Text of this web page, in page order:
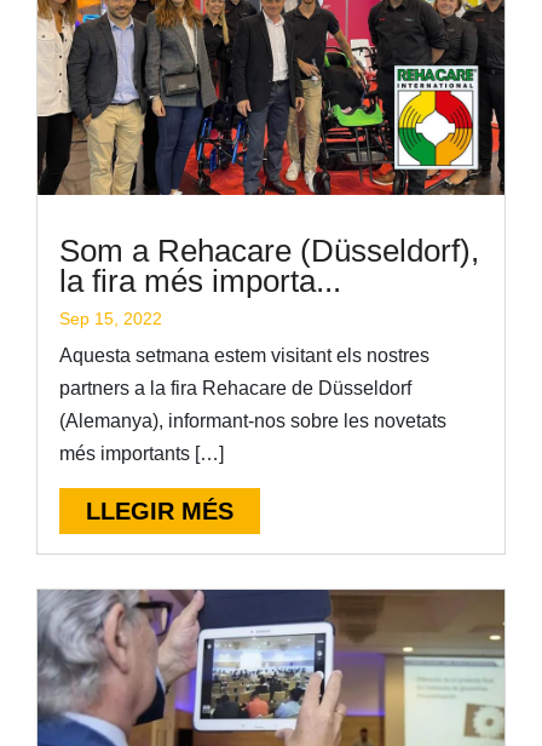
Som a Rehacare (Düsseldorf),
la fira més importa...
Sep 15, 2022
Aquesta setmana estem visitant els nostres
partners a la fira Rehacare de Düsseldorf
(Alemanya), informant-nos sobre les novetats
més importants […]
LLEGIR MÉS